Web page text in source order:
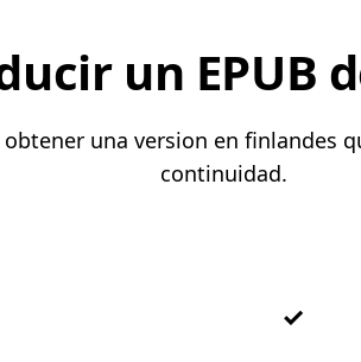
un EPUB
una version en
continuidad.
✓